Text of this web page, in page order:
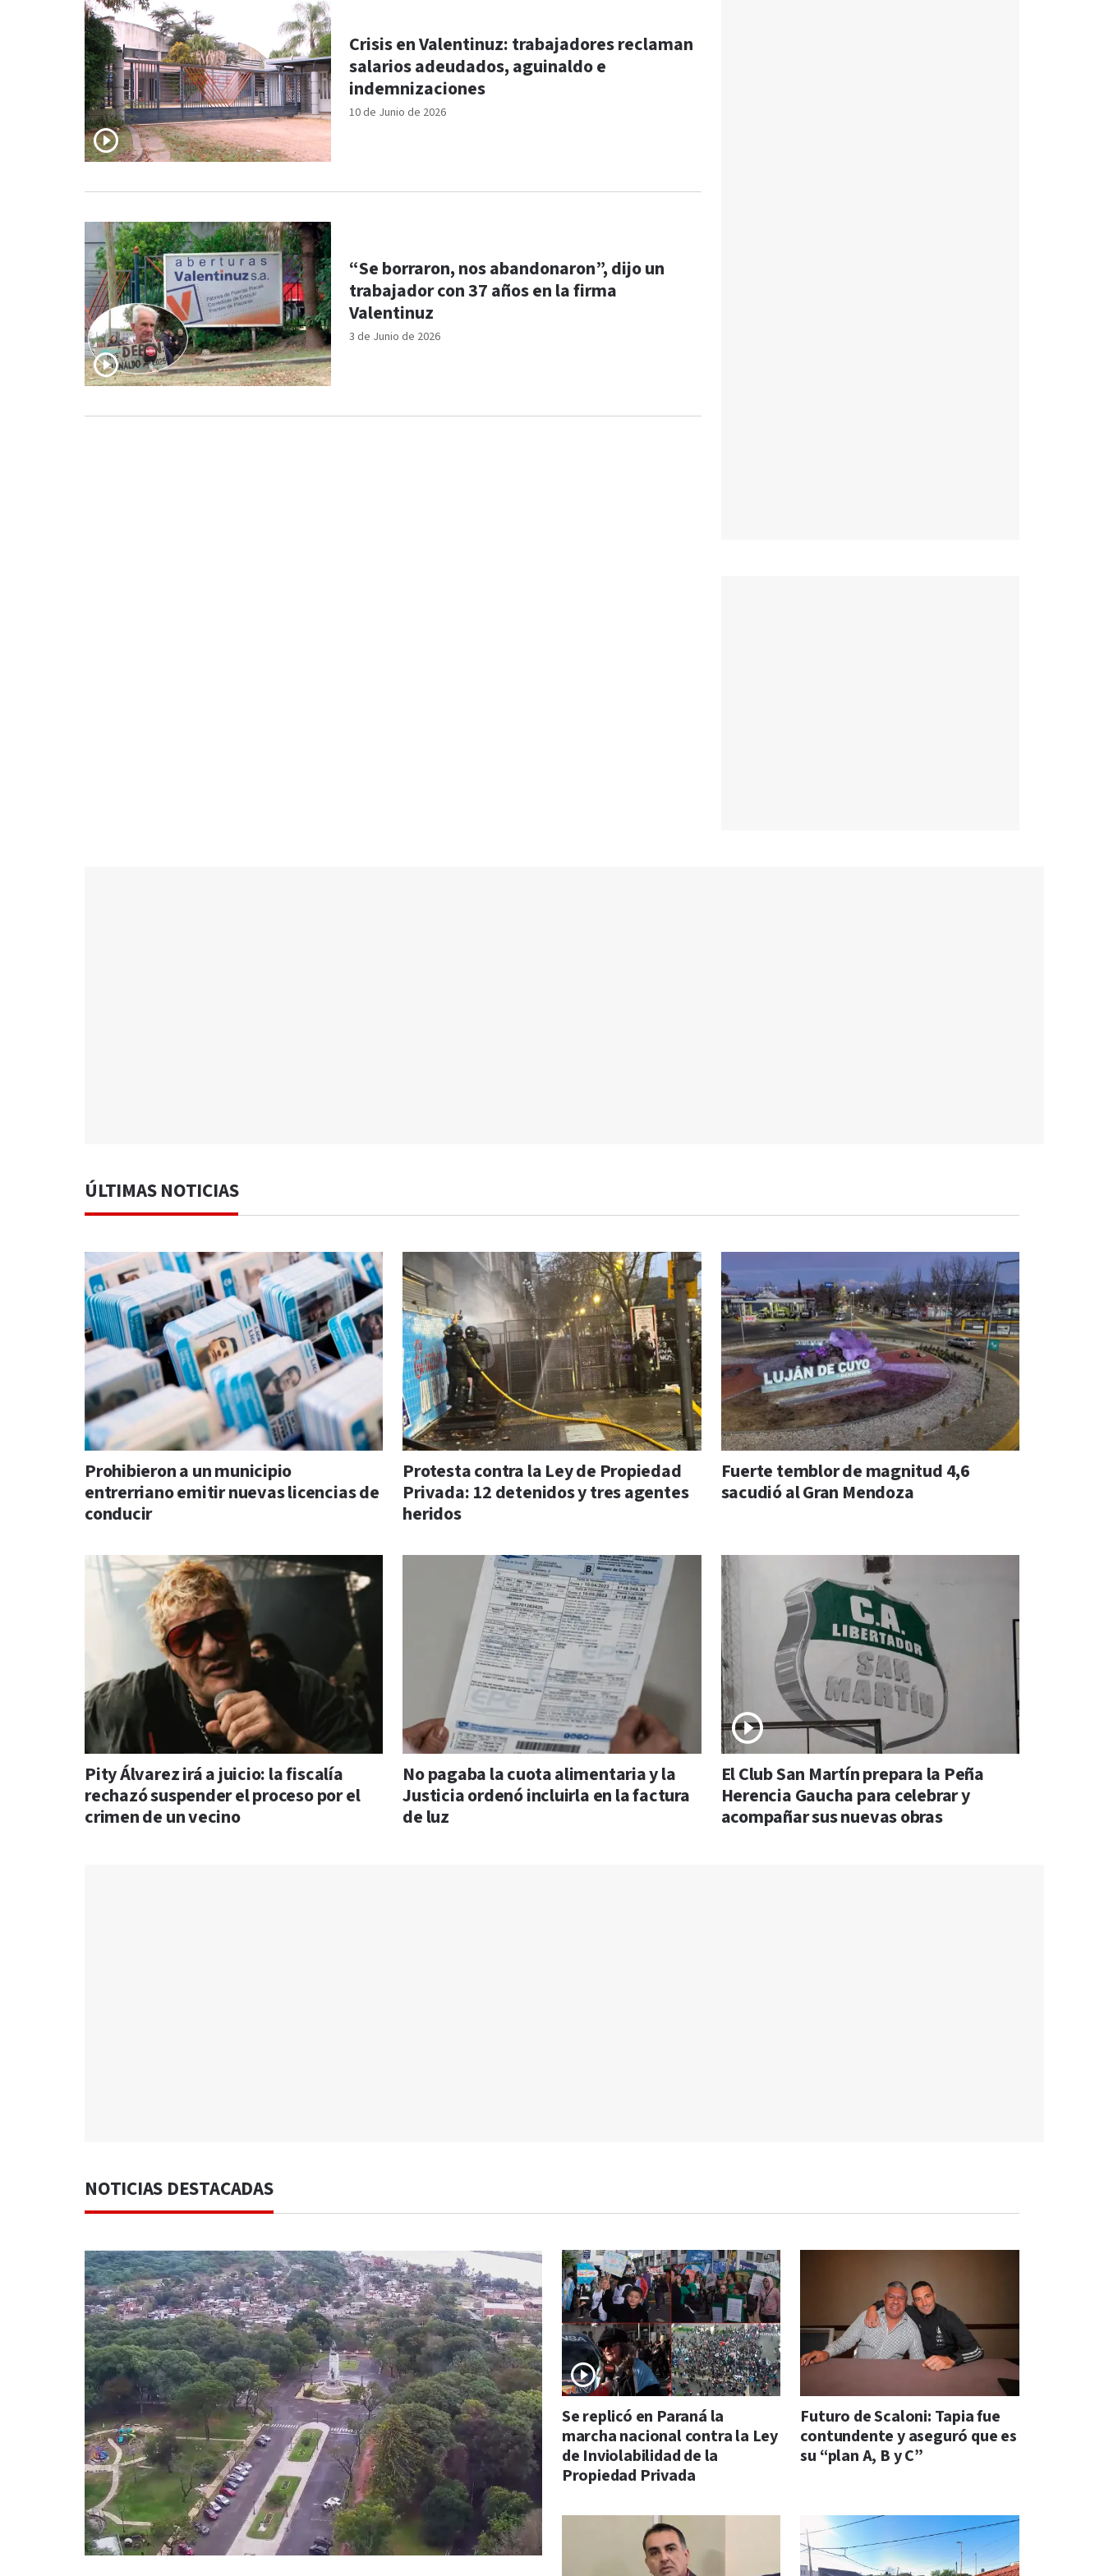
10 de Junio de 2026
Crisis en Valentinuz: trabajadores reclaman
salarios adeudados, aguinaldo e
indemnizaciones
3 de Junio de 2026
“Se borraron, nos abandonaron”, dijo un
trabajador con 37 años en la firma
Valentinuz
ÚLTIMAS NOTICIAS
Prohibieron a un municipio
entrerriano emitir nuevas licencias de
conducir
Protesta contra la Ley de Propiedad
Privada: 12 detenidos y tres agentes
heridos
Fuerte temblor de magnitud 4,6
sacudió al Gran Mendoza
Pity Álvarez irá a juicio: la fiscalía
rechazó suspender el proceso por el
crimen de un vecino
No pagaba la cuota alimentaria y la
Justicia ordenó incluirla en la factura
de luz
El Club San Martín prepara la Peña
Herencia Gaucha para celebrar y
acompañar sus nuevas obras
NOTICIAS DESTACADAS
Se replicó en Paraná la
marcha nacional contra la Ley
de Inviolabilidad de la
Propiedad Privada
Futuro de Scaloni: Tapia fue
contundente y aseguró que es
su “plan A, B y C”